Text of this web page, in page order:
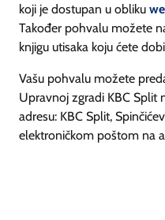
koji je dostupan u obliku
Također pohvalu možete
knjigu utisaka koju ćete
Vašu pohvalu možete
Upravnoj zgradi KBC Split
adresu: KBC Split,
elektroničkom poštom na